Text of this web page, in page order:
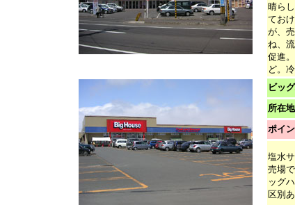
晴ら
てお
が、
ね、
促進
ど。
ビッ
所在地
ポイ
塩水
売場
ッグ
区別